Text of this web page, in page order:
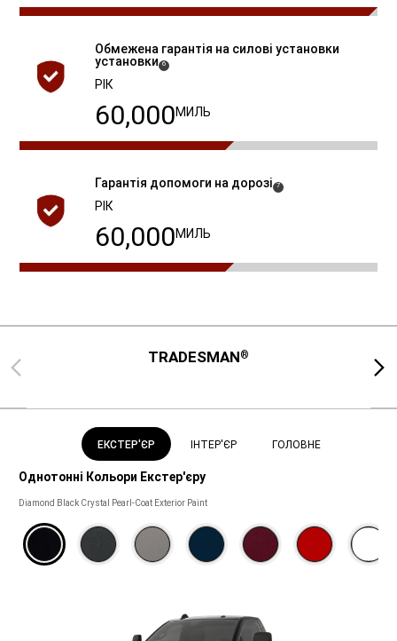
Обмежена гарантія на силові установки
установки ( Disclosure
6)
РІК
60,000МИЛЬ
Гарантія допомоги на дорозі ( Disclosure
7)
РІК
60,000МИЛЬ
Previous TRADESMAN®
Next
ЕКСТЕР'ЄР ІНТЕР'ЄР ГОЛОВНЕ
Однотонні Кольори Екстер'єру
Однотонні
Екстер'єру
Diamond Black Crystal Pearl-Coat Exterior Paint